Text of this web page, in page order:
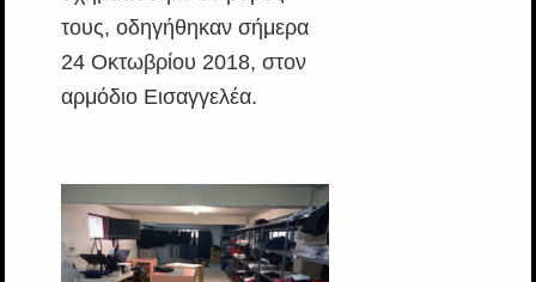
τους, οδηγήθηκαν σήμερα
24 Οκτωβρίου 2018, στον
αρμόδιο Εισαγγελέα.